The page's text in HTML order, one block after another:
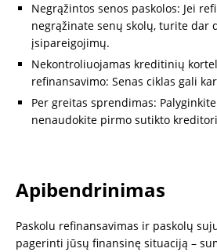
Negrąžintos senos paskolos: Jei
negrąžinate senų skolų, turite dar
įsipareigojimų.
Nekontroliuojamas kreditinių
refinansavimo: Senas ciklas gali
Per greitas sprendimas:
nenaudokite pirmo sutikto
Apibendrinimas
Paskolu refinansavimas ir paskolų
pagerinti jūsų finansinę situaciją –